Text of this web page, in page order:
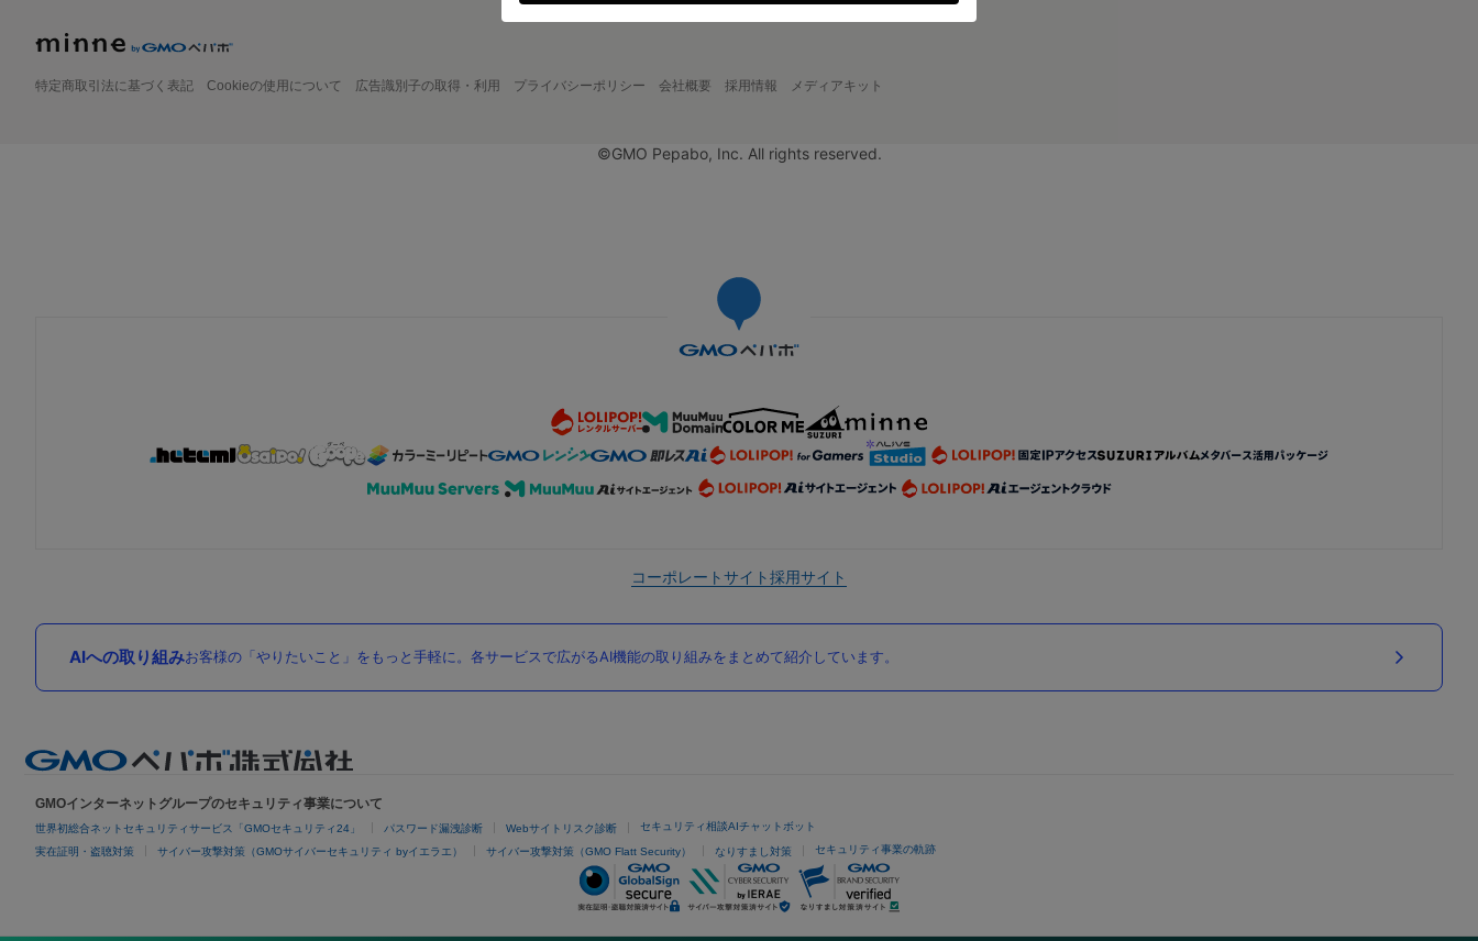
特定商取引法に基づく表記 Cookieの使用について 広告識別子の取得・利用 プライバシーポリシー 会社概要 採用情報 メディアキット
©GMO Pepabo, Inc. All rights reserved.
コーポレートサイト採用サイト
AIへの取り組みお客様の「やりたいこと」をもっと手軽に。各サービスで広がるAI機能の取り組みをまとめて紹介しています。
GMOインターネットグループのセキュリティ事業について
世界初総合ネットセキュリティサービス「GMOセキュリティ24」 パスワード漏洩診断 Webサイトリスク診断 セキュリティ相談AIチャットボット
実在証明・盗聴対策 サイバー攻撃対策（GMOサイバーセキュリティ byイエラエ） サイバー攻撃対策（GMO Flatt Security） なりすまし対策 セキュリティ事業の軌跡